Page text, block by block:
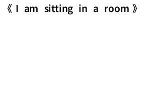
《I am sitting in a room》